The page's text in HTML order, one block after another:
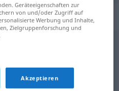
"kitten"
ausbessern,zurechtmachen
Geräteeigenschaften zur
von und/oder Zugriff auf
Werbung und Inhalte,
Zielgruppenforschung und
Akzeptieren